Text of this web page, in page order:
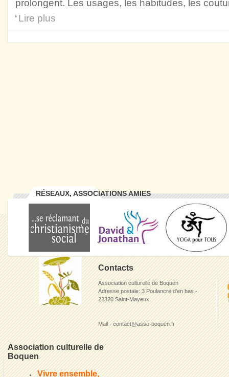
prolongent. Les usages, les habitudes, les
Lire plus
RÉSEAUX, ASSOCIATIONS AMIES
Contacts
Association culturelle de Boquen
Adresse postale: 3 Poulancre d'en bas -
22320 Saint-Mayeux
Mail - contact@asso-boquen.fr
Association culturelle de
Boquen
Vivre ensemble,